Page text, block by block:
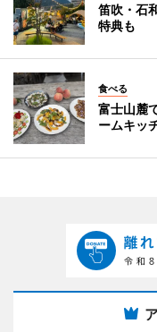
笛吹・石
特典も
食べる
富士山麓
ームキッ